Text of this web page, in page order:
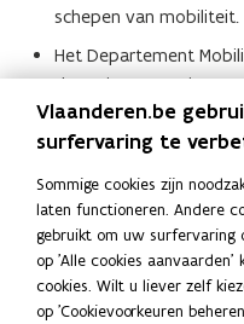
schepen van mobiliteit.
Het Departement
de regie op, en zit
vertegenwoordiger de
Het Agentschap Wegen
Waterweg hebben elk
Agentschap Maritieme
Werkvennootschap,
regio.
Hoewel de
Vlaanderen.be
surfervaring te
Sommige cookies zijn
laten functioneren. Andere
gebruikt om uw surfervaring
op 'Alle cookies
cookies. Wilt u liever zelf
op 'Cookievoorkeuren